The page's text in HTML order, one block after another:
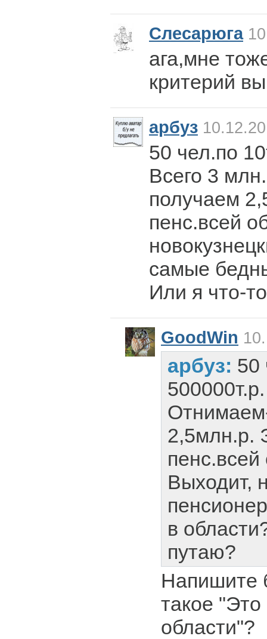
Слесарюга
ага,мне
критерий
арбуз
50 чел.по
Всего 3
получаем
пенс.всей
самые
Или я что-
GoodWin
арбуз: 50
2,5млн.р.
пенс.всей
Выходит,
в
путаю?
Напишите
такое
области"?